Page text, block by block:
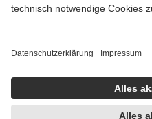
GKV getragen werden
Einholung von Bewertungen.
getroffen, um sicherzustellen,
handelt. Mehr Informationen